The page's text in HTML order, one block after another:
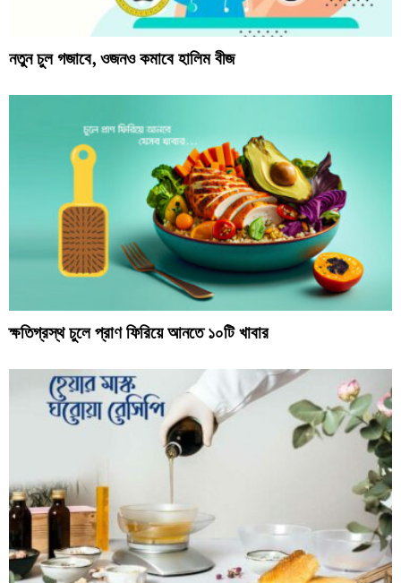
নতুন চুল গজাবে, ওজনও কমাবে হালিম বীজ
ক্ষতিগ্রস্থ চুলে প্রাণ ফিরিয়ে আনতে ১০টি খাবার